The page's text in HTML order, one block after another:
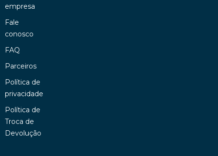
empresa
Fale
conosco
FAQ
Parceiros
Política de
privacidade
Política de
Troca de
Devolução